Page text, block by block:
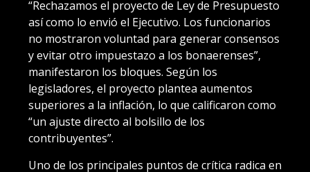
“Rechazamos el proyecto de Ley de Presupuesto
así como lo envió el Ejecutivo. Los funcionarios
no mostraron voluntad para generar consensos
y evitar otro impuestazo a los bonaerenses”,
manifestaron los bloques. Según los
legisladores, el proyecto plantea aumentos
superiores a la inflación, lo que calificaron como
“un ajuste directo al bolsillo de los
contribuyentes”.
Uno de los principales puntos de crítica radica en